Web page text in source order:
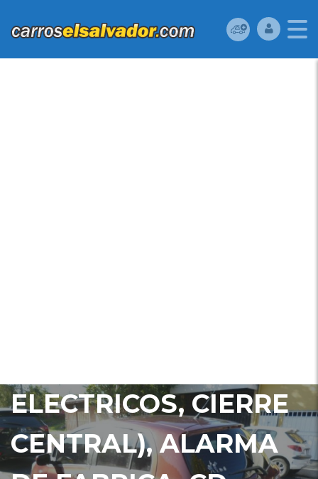
ELECTRICOS, CIERRE
CENTRAL), ALARMA